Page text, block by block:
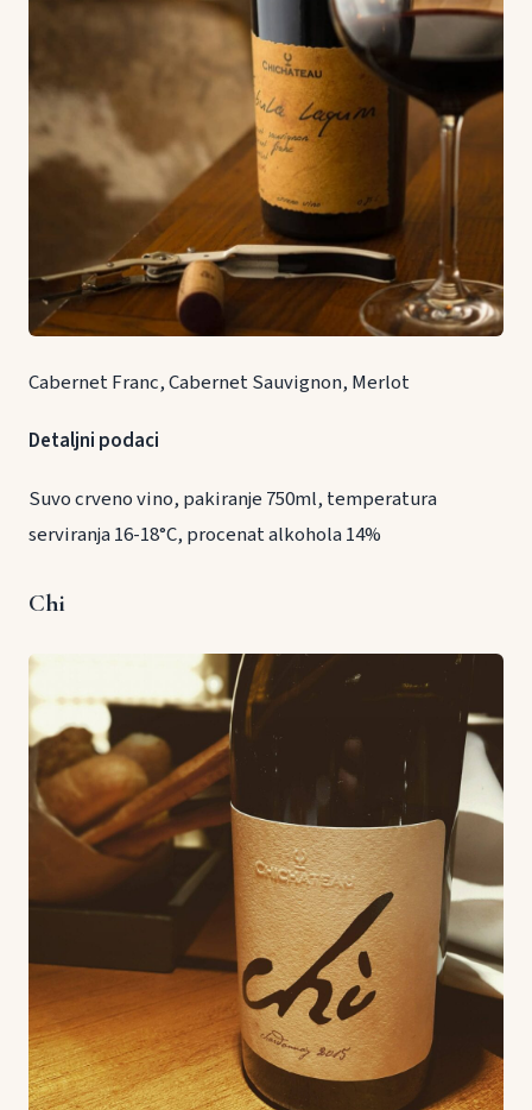
Cabernet Franc, Cabernet Sauvignon, Merlot
Detaljni podaci
Suvo crveno vino, pakiranje 750ml, temperatura
serviranja 16-18°C, procenat alkohola 14%
Chi